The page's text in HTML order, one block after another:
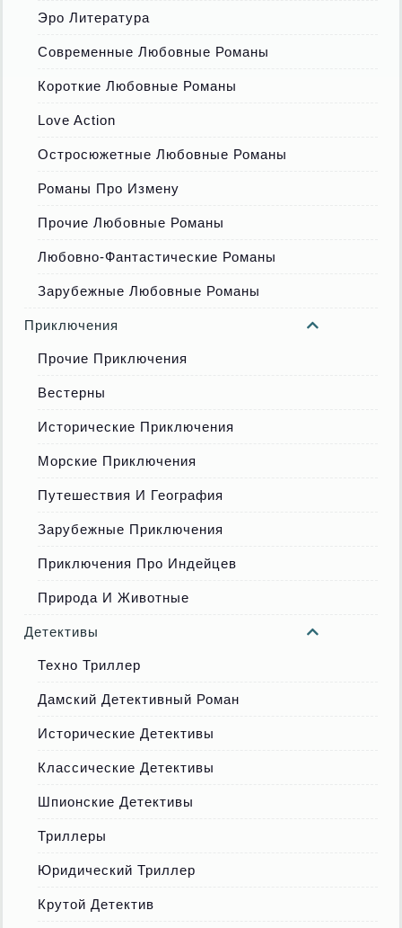
Эро Литература
Современные Любовные Романы
Короткие Любовные Романы
Love Action
Остросюжетные Любовные Романы
Романы Про Измену
Прочие Любовные Романы
Любовно-Фантастические Романы
Зарубежные Любовные Романы
Приключения
Прочие Приключения
Вестерны
Исторические Приключения
Морские Приключения
Путешествия И География
Зарубежные Приключения
Приключения Про Индейцев
Природа И Животные
Детективы
Техно Триллер
Дамский Детективный Роман
Исторические Детективы
Классические Детективы
Шпионские Детективы
Триллеры
Юридический Триллер
Крутой Детектив